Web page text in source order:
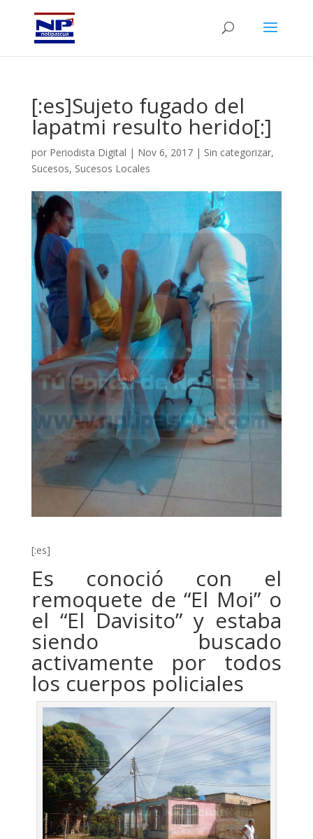
[:es]Sujeto fugado del
Iapatmi resulto herido[:]
por Periodista Digital | Nov 6, 2017| Sin categorizar,
Sucesos, Sucesos Locales
[:es]
Es conoció con el
remoquete de “El Moi” o
el “El Davisito” y estaba
siendo buscado
activamente por todos
los cuerpos policiales